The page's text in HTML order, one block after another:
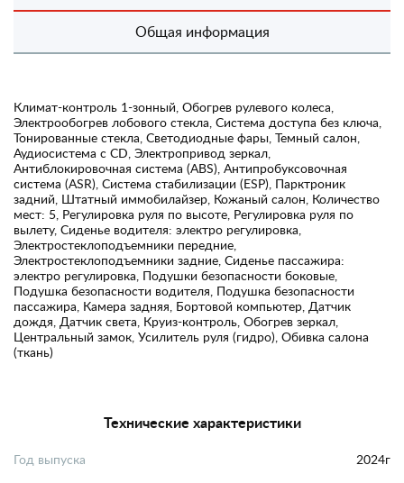
Общая информация
Климат-контроль 1-зонный, Обогрев рулевого колеса,
Электрообогрев лобового стекла, Система доступа без ключа,
Тонированные стекла, Светодиодные фары, Темный салон,
Аудиосистема с CD, Электропривод зеркал,
Антиблокировочная система (ABS), Антипробуксовочная
система (ASR), Система стабилизации (ESP), Парктроник
задний, Штатный иммобилайзер, Кожаный салон, Количество
мест: 5, Регулировка руля по высоте, Регулировка руля по
вылету, Сиденье водителя: электро регулировка,
Электростеклоподъемники передние,
Электростеклоподъемники задние, Сиденье пассажира:
электро регулировка, Подушки безопасности боковые,
Подушка безопасности водителя, Подушка безопасности
пассажира, Камера задняя, Бортовой компьютер, Датчик
дождя, Датчик света, Круиз-контроль, Обогрев зеркал,
Центральный замок, Усилитель руля (гидро), Обивка салона
(ткань)
Технические характеристики
Год выпуска 2024г